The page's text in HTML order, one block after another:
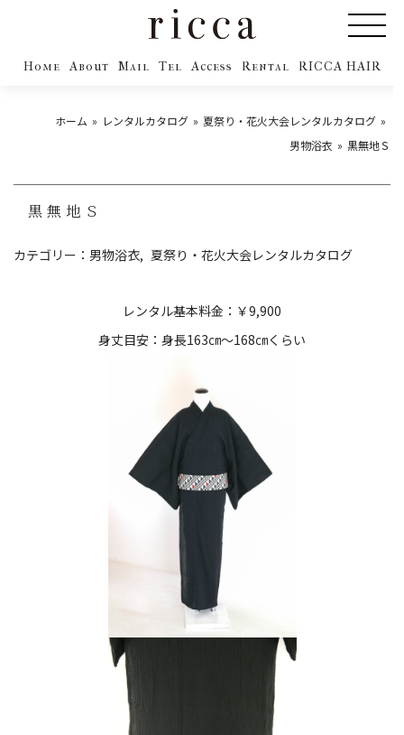
Home About Mail Tel Access Rental RICCA HAIR
ホーム レンタルカタログ
夏祭り・花火大会レンタルカタログ
男物浴衣
黒無地Ｓ
黒無地Ｓ
カテゴリー： 男物浴衣 夏祭り・花火大会レンタルカタログ
レンタル基本料金：￥9,900
身丈目安：身長163㎝～168㎝くらい